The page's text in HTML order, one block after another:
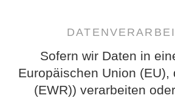
Sofern wir Daten in
Europäischen Union
(EWR)) verarbeiten